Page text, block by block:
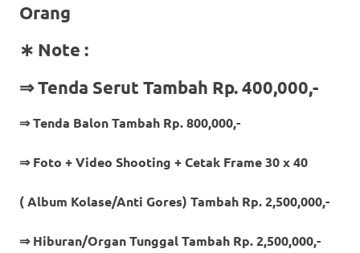
Orang
∗ Note :
⇒ Tenda Serut Tambah Rp. 400,000,-
⇒ Tenda Balon Tambah Rp. 800,000,-
⇒ Foto + Video Shooting + Cetak Frame 30 x 40
( Album Kolase/Anti Gores) Tambah Rp. 2,500,000,-
⇒ Hiburan/Organ Tunggal Tambah Rp. 2,500,000,-